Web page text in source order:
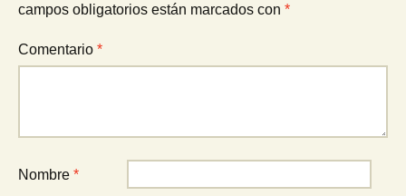
campos obligatorios están marcados con *
Comentario *
Nombre *